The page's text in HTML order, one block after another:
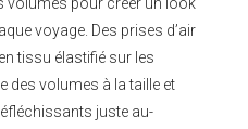
volumes pour créer un look
voyage. Des prises d’air
tissu élastifié sur les
des volumes à la taille et
juste au-